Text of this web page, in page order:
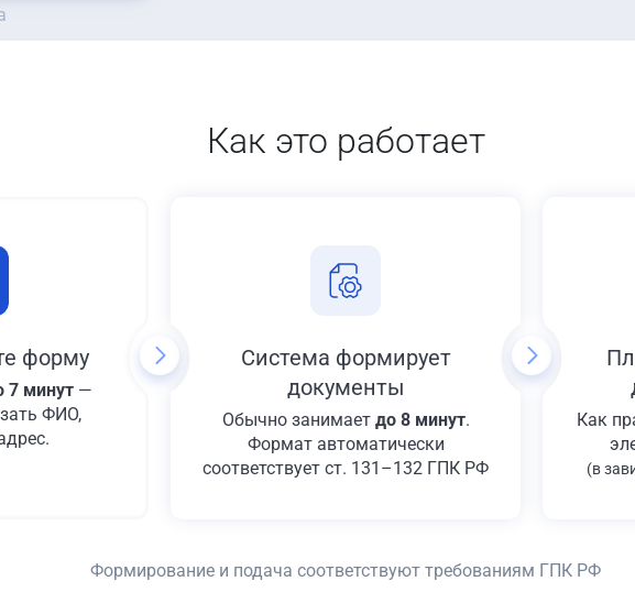
Как это работает
форму
7 минут—
ФИО,
Система формирует
документы
Обычно занимает до 8 минут.
Формат автоматически
соответствует ст. 131–132 ГПК РФ
Как
(в
Формирование и подача соответствуют требованиям ГПК РФ